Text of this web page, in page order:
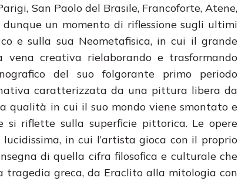
San Paolo del Brasile, Francoforte, Atene,
dunque un momento di riflessione sugli ultimi
e sulla sua Neometafisica, in cui il grande
vena creativa rielaborando e trasformando
del suo folgorante primo periodo
caratterizzata da una pittura libera da
qualità in cui il suo mondo viene smontato e
riflette sulla superficie pittorica. Le opere
in cui l’artista gioca con il proprio
di quella cifra filosofica e culturale che
tragedia greca, da Eraclito alla mitologia con